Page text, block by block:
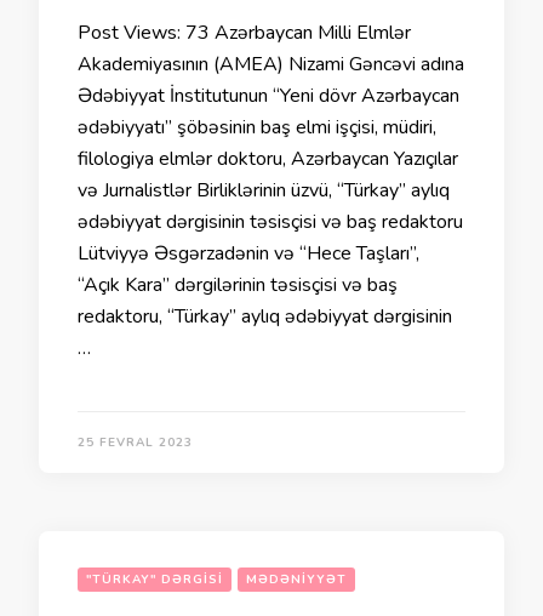
Post Views: 73 Azərbaycan Milli Elmlər
Akademiyasının (AMEA) Nizami Gəncəvi adına
Ədəbiyyat İnstitutunun “Yeni dövr Azərbaycan
ədəbiyyatı” şöbəsinin baş elmi işçisi, müdiri,
filologiya elmlər doktoru, Azərbaycan Yazıçılar
və Jurnalistlər Birliklərinin üzvü, “Türkay” aylıq
ədəbiyyat dərgisinin təsisçisi və baş redaktoru
Lütviyyə Əsgərzadənin və “Hece Taşları”,
“Açık Kara” dərgilərinin təsisçisi və baş
redaktoru, “Türkay” aylıq ədəbiyyat dərgisinin
…
25 FEVRAL 2023
"TÜRKAY" DƏRGISI MƏDƏNIYYƏT